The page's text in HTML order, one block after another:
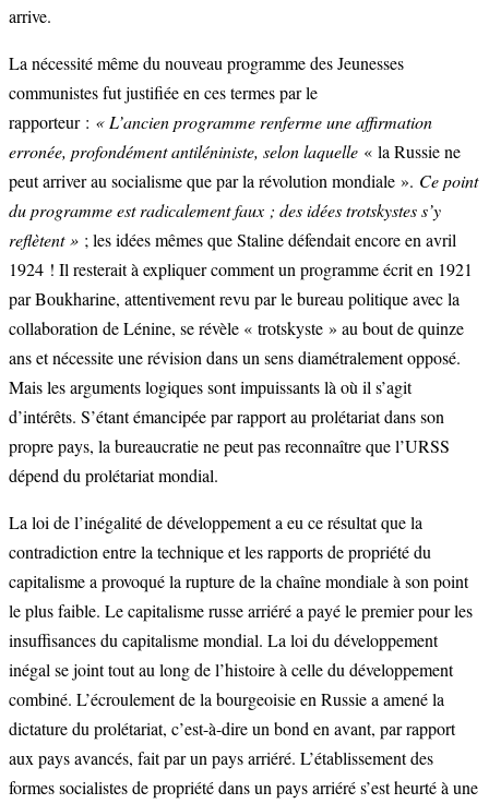
arrive.
La nécessité même du nouveau programme des Jeunesses
communistes fut justifiée en ces termes par le
rapporteur : « L’ancien programme renferme une affirmation
erronée, profondément antiléniniste, selon laquelle « la Russie ne
peut arriver au socialisme que par la révolution mondiale ». Ce point
du programme est radicalement faux ; des idées trotskystes s’y
reflètent » ; les idées mêmes que Staline défendait encore en avril
1924 ! Il resterait à expliquer comment un programme écrit en 1921
par Boukharine, attentivement revu par le bureau politique avec la
collaboration de Lénine, se révèle « trotskyste » au bout de quinze
ans et nécessite une révision dans un sens diamétralement opposé.
Mais les arguments logiques sont impuissants là où il s’agit
d’intérêts. S’étant émancipée par rapport au prolétariat dans son
propre pays, la bureaucratie ne peut pas reconnaître que l’URSS
dépend du prolétariat mondial.
La loi de l’inégalité de développement a eu ce résultat que la
contradiction entre la technique et les rapports de propriété du
capitalisme a provoqué la rupture de la chaîne mondiale à son point
le plus faible. Le capitalisme russe arriéré a payé le premier pour les
insuffisances du capitalisme mondial. La loi du développement
inégal se joint tout au long de l’histoire à celle du développement
combiné. L’écroulement de la bourgeoisie en Russie a amené la
dictature du prolétariat, c’est-à-dire un bond en avant, par rapport
aux pays avancés, fait par un pays arriéré. L’établissement des
formes socialistes de propriété dans un pays arriéré s’est heurté à une